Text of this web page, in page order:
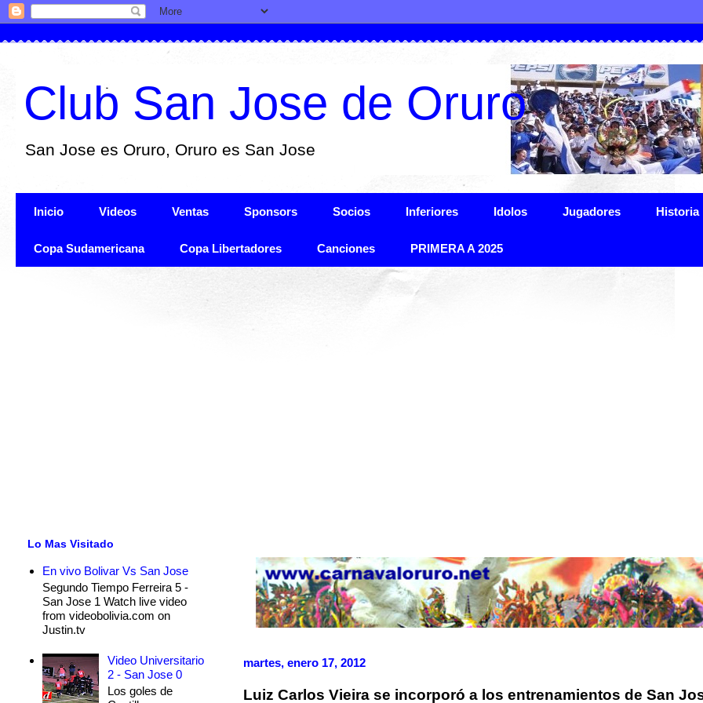
Club San Jose de Oruro
San Jose es Oruro, Oruro es San Jose
Inicio Videos Ventas Sponsors Socios Inferiores Idolos Jugadores Historia
Copa Sudamericana Copa Libertadores Canciones PRIMERA A 2025
martes, enero 17, 2012
Luiz Carlos Vieira se incorporó a los entrenamientos de San
Lo Mas Visitado
En vivo Bolivar Vs San Jose
Segundo Tiempo Ferreira 5 -
San Jose 1 Watch live video
from videobolivia.com on
Justin.tv
Video Universitario
2 - San Jose 0
Los goles de